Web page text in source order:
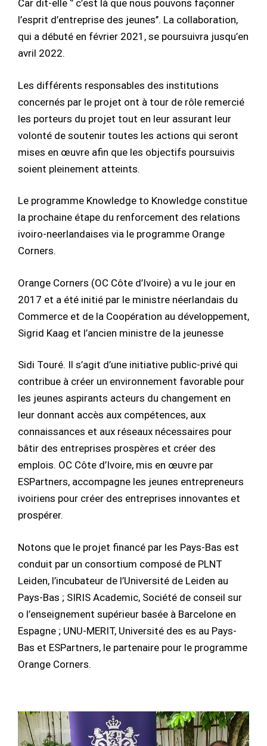
Car dit-elle ‘’ c’est là que nous pouvons façonner
l’esprit d’entreprise des jeunes’’. La collaboration,
qui a débuté en février 2021, se poursuivra jusqu’en
avril 2022.
Les différents responsables des institutions
concernés par le projet ont à tour de rôle remercié
les porteurs du projet tout en leur assurant leur
volonté de soutenir toutes les actions qui seront
mises en œuvre afin que les objectifs poursuivis
soient pleinement atteints.
Le programme Knowledge to Knowledge constitue
la prochaine étape du renforcement des relations
ivoiro-neerlandaises via le programme Orange
Corners.
Orange Corners (OC Côte d’Ivoire) a vu le jour en
2017 et a été initié par le ministre néerlandais du
Commerce et de la Coopération au développement,
Sigrid Kaag et l’ancien ministre de la jeunesse
Sidi Touré. Il s’agit d’une initiative public-privé qui
contribue à créer un environnement favorable pour
les jeunes aspirants acteurs du changement en
leur donnant accès aux compétences, aux
connaissances et aux réseaux nécessaires pour
bâtir des entreprises prospères et créer des
emplois. OC Côte d’Ivoire, mis en œuvre par
ESPartners, accompagne les jeunes entrepreneurs
ivoiriens pour créer des entreprises innovantes et
prospérer.
Notons que le projet financé par les Pays-Bas est
conduit par un consortium composé de PLNT
Leiden, l’incubateur de l’Université de Leiden au
Pays-Bas ; SIRIS Academic, Société de conseil sur
o l’enseignement supérieur basée à Barcelone en
Espagne ; UNU-MERIT, Université des es au Pays-
Bas et ESPartners, le partenaire pour le programme
Orange Corners.